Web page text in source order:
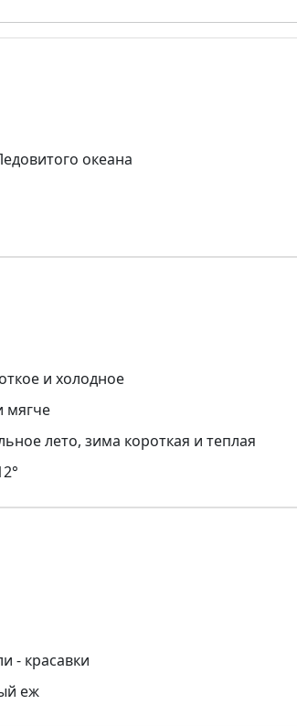
океана
и холодное
мягче
лето, зима короткая и теплая
- красавки
еж